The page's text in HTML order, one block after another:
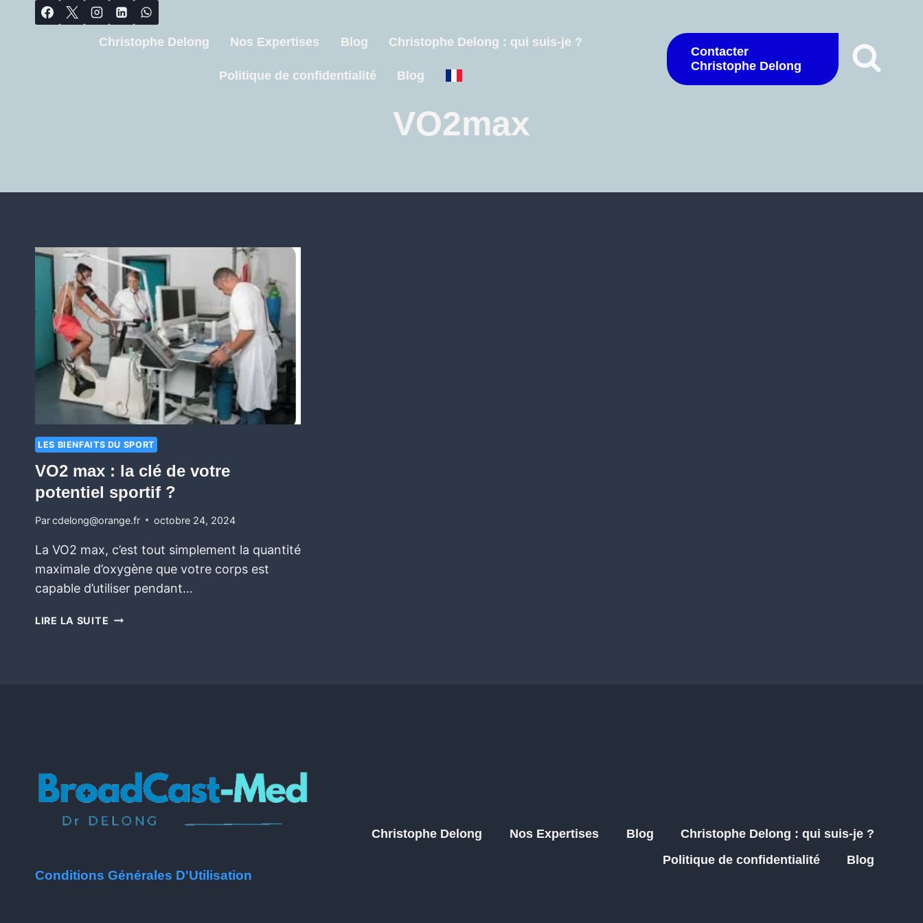
Christophe Delong Nos Expertises Blog Christophe Delong : qui suis-je ?
Politique de confidentialité Blog
Contacter
Christophe Delong
VO2max
LES BIENFAITS DU SPORT
VO2 max : la clé de votre
potentiel sportif ?
Parcdelong@orange.fr octobre 24, 2024
La VO2 max, c’est tout simplement la quantité
maximale d’oxygène que votre corps est
capable d’utiliser pendant…
LIRE LA SUITE
Conditions Générales D'Utilisation
Christophe Delong Nos Expertises Blog
Christophe Delong : qui suis-je ?
Politique de confidentialité
Blog